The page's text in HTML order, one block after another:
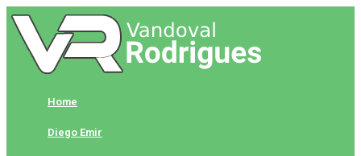
Skip
to
content
Home
Diego Emir